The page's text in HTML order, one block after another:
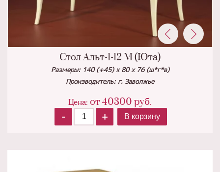
Стол Альт-1-12 М (Юта)
Размеры: 140 (+45) х 80 х 76 (ш*г*в)
Производитель: г. Заволжье
Цена: от40300 руб.
-
+ В корзину